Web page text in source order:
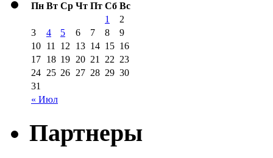
Пн Вт Ср Чт Пт Сб Вс
« Июл
1
2
3
4 5 6 7 8
9
10 11 12 13 14 15 16
17 18 19 20 21 22 23
24 25 26 27 28 29 30
31
Партнеры